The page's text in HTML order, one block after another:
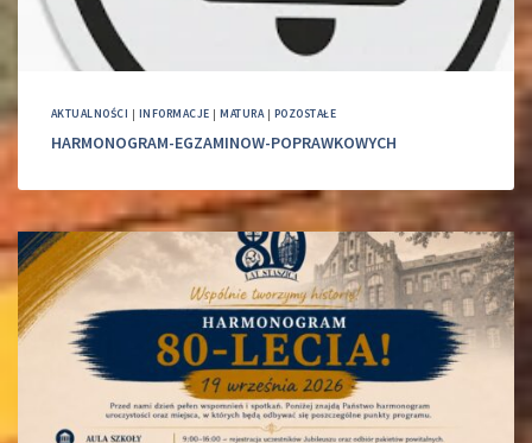
AKTUALNOŚCI | INFORMACJE |MATURA| POZOSTAŁE
HARMONOGRAM-EGZAMINOW-POPRAWKOWYCH